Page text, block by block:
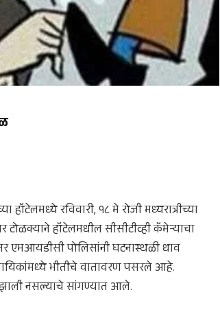
हॉटेलमध्ये रविवारी, १८ मे रोजी मध्यरात्रीच्या
हॉटेलमधील सीसीटीव्ही कॅमेऱ्याचा
पोलिसांनी घटनास्थळी धाव
भीतीचे वातावरण पसरले आहे.
नसल्याचे सांगण्यात आले.